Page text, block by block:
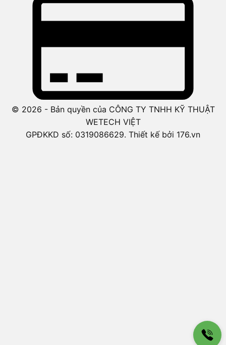
© 2026 - Bản quyền của CÔNG TY TNHH KỸ THUẬT
WETECH VIỆT
GPĐKKD số: 0319086629. Thiết kế bởi 176.vn